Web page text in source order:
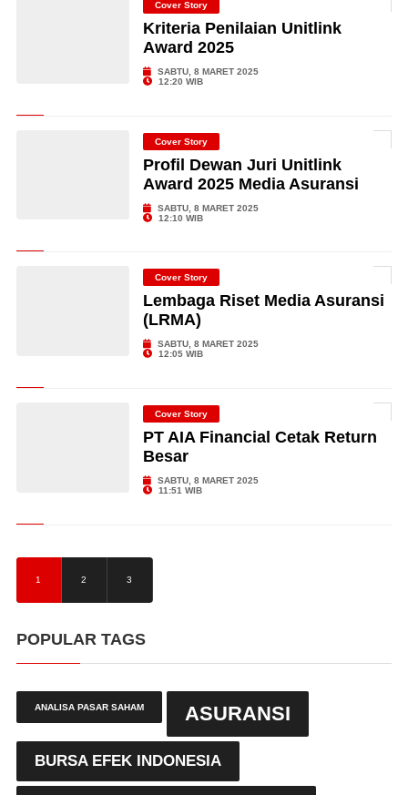
Cover Story
Kriteria Penilaian Unitlink
Award 2025
SABTU, 8 MARET 2025
12:20 WIB
Cover Story
Profil Dewan Juri Unitlink
Award 2025 Media Asuransi
SABTU, 8 MARET 2025
12:10 WIB
Cover Story
Lembaga Riset Media Asuransi
(LRMA)
SABTU, 8 MARET 2025
12:05 WIB
Cover Story
PT AIA Financial Cetak Return
Besar
SABTU, 8 MARET 2025
11:51 WIB
1 2 3
POPULAR TAGS
ANALISA PASAR SAHAM ASURANSI
BURSA EFEK INDONESIA